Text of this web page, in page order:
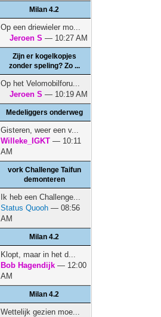
Milan 4.2
Op een driewieler mo...
Jeroen S — 10:27 AM
Zijn er kogelkopjes
zonder speling? Zo ...
Op het Velomobilforu...
Jeroen S — 10:19 AM
Medeliggers onderweg
Gisteren, weer een v...
Willeke_IGKT — 10:11
AM
vork Challenge Taifun
demonteren
Ik heb een Challenge...
Status Quooh — 08:56
AM
Milan 4.2
Klopt, maar in het d...
Bob Hagendijk — 12:00
AM
Milan 4.2
Wettelijk gezien moe...